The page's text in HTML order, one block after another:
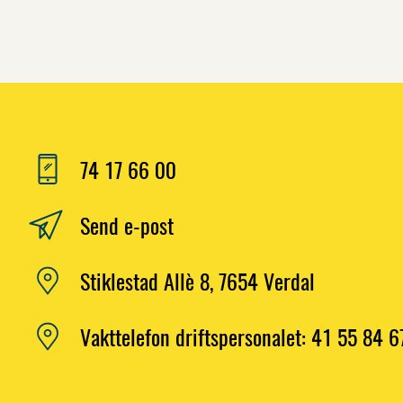
74 17 66 00
Send e-post
Stiklestad Allè 8, 7654 Verdal
Vakttelefon driftspersonalet: 41 55 84